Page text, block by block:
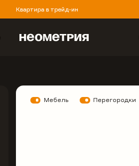
Квартира в трейд-ин
Мебель Перегородки